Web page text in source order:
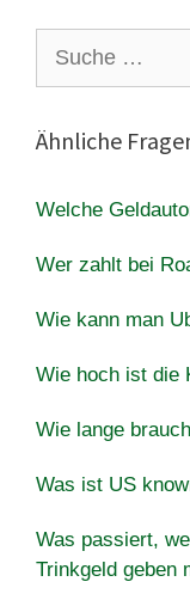
nach:
Ähnliche
Welche
Wer zahlt bei
Wie kann man
Wie hoch ist die
Wie lange
Was ist US
Was passiert,
Trinkgeld geben